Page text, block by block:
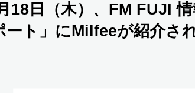
18日（木）、FM FUJI
ート」にMilfeeが紹介さ